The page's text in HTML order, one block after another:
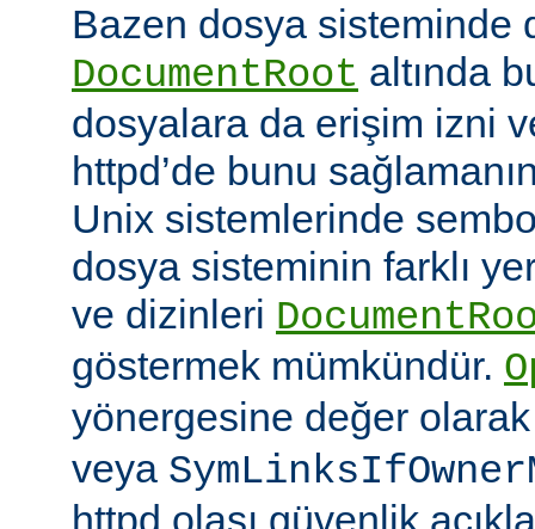
Bazen dosya sisteminde
DocumentRoot altında
dosyalara da erişim izni
httpd’de bunu
Unix sistemlerinde
dosya sisteminin farklı
ve dizinleri
göstermek mümkündür.
yönergesine değer
veya